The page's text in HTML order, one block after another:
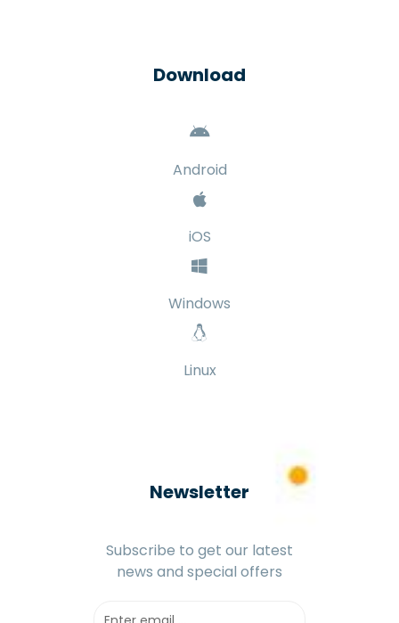
Download
Android
iOS
Windows
Linux
Newsletter
Subscribe to get our latest
news and special offers